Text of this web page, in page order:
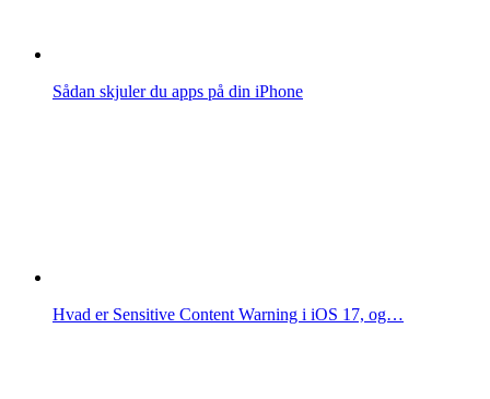
Sådan skjuler du apps på din iPhone
Hvad er Sensitive Content Warning i iOS 17, og…